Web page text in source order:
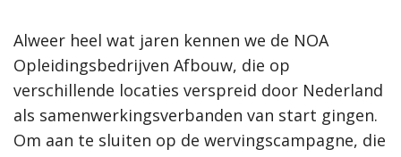
Alweer heel wat jaren kennen we de NOA
Opleidingsbedrijven Afbouw, die op
verschillende locaties verspreid door Nederland
als samenwerkingsverbanden van start gingen.
Om aan te sluiten op de wervingscampagne, die